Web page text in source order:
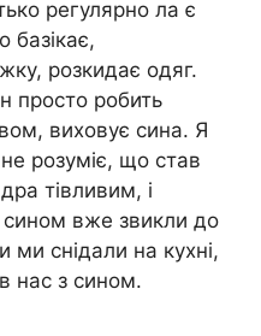
регулярно ла є
базікає,
розкидає одяг.
просто робить
виховує сина. Я
розуміє, що став
тівливим, і
вже звикли до
ми снідали на кухні,
нас з сином.